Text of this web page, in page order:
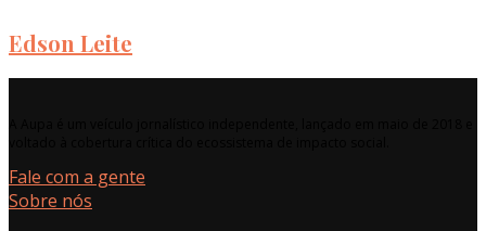
Edson Leite
Fale com a gente
Sobre nós